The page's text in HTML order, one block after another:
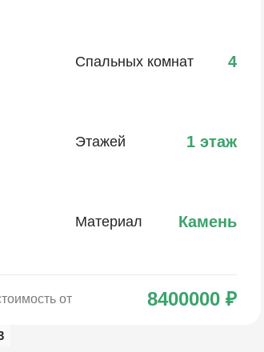
Спальных комнат 4
Этажей 1 этаж
Материал Камень
от 8400000 ₽